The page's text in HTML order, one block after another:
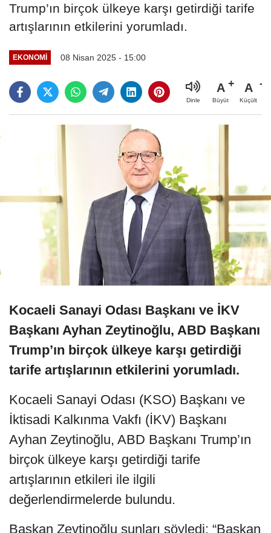
Trump’ın birçok ülkeye karşı getirdiği tarife
artışlarının etkilerini yorumladı.
EKONOMI 08 Nisan 2025 - 15:00
Dinle
A
Büyüt
A
Küçült
Kocaeli Sanayi Odası Başkanı ve İKV
Başkanı Ayhan Zeytinoğlu, ABD Başkanı
Trump’ın birçok ülkeye karşı getirdiği
tarife artışlarının etkilerini yorumladı.
Kocaeli Sanayi Odası (KSO) Başkanı ve
İktisadi Kalkınma Vakfı (İKV) Başkanı
Ayhan Zeytinoğlu, ABD Başkanı Trump’ın
birçok ülkeye karşı getirdiği tarife
artışlarının etkileri ile ilgili
değerlendirmelerde bulundu.
Başkan Zeytinoğlu şunları söyledi: “Başkan